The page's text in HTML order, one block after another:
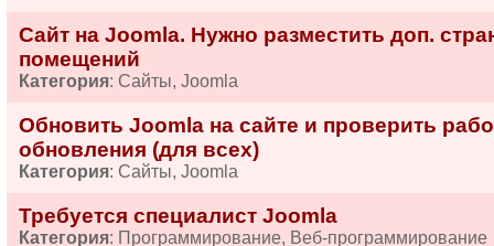
Сайт на Joomla. Нужно разместить доп.
помещений
Категория: Сайты, Joomla
Обновить Joomla на сайте и проверить
обновления (для всех)
Категория: Сайты, Joomla
Требуется специалист Joomla
Категория: Программирование, Веб-программирование